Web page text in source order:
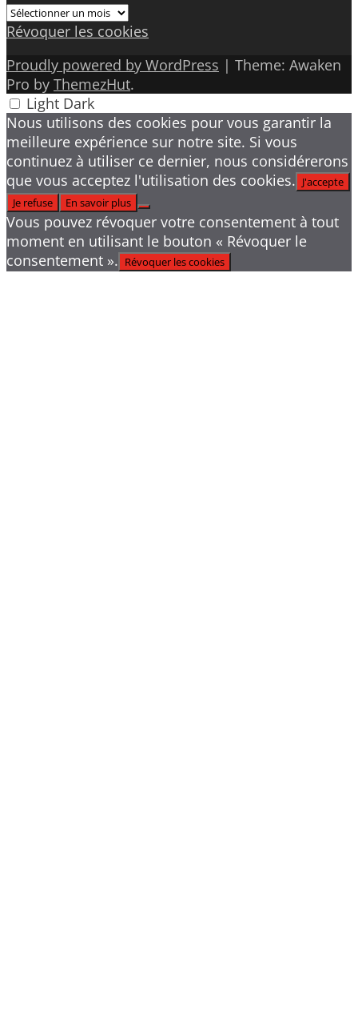
Archives
Révoquer les cookies
Proudly powered by WordPress | Theme: Awaken
Pro by ThemezHut.
Light Dark
Nous utilisons des cookies pour vous garantir la
meilleure expérience sur notre site. Si vous
continuez à utiliser ce dernier, nous considérerons
que vous acceptez l'utilisation des cookies. J'accepte
Je refuse
En savoir plus
Vous pouvez révoquer votre consentement à tout
moment en utilisant le bouton « Révoquer le
consentement ». Révoquer les cookies